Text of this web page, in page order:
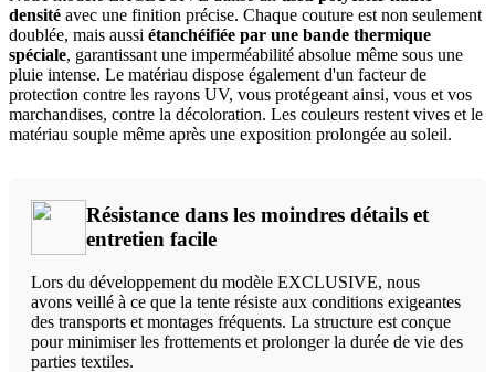
densité avec une finition précise. Chaque couture est non seulement
doublée, mais aussi étanchéifiée par une bande thermique
spéciale, garantissant une imperméabilité absolue même sous une
pluie intense. Le matériau dispose également d'un facteur de
protection contre les rayons UV, vous protégeant ainsi, vous et vos
marchandises, contre la décoloration. Les couleurs restent vives et le
matériau souple même après une exposition prolongée au soleil.
Résistance dans les moindres détails et
entretien facile
Lors du développement du modèle EXCLUSIVE, nous
avons veillé à ce que la tente résiste aux conditions exigeantes
des transports et montages fréquents. La structure est conçue
pour minimiser les frottements et prolonger la durée de vie des
parties textiles.